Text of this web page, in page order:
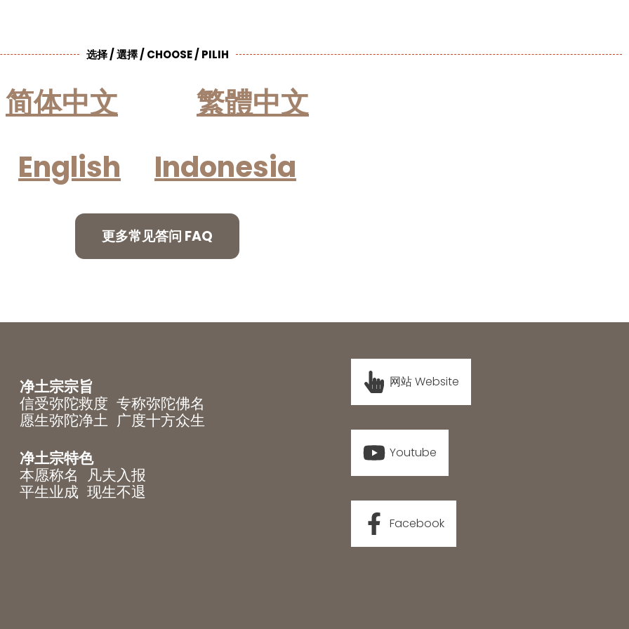
选择 / 選擇 / CHOOSE / PILIH
简体中文
繁體中文
English
Indonesia
更多常见答问 FAQ
净土宗宗旨
信受弥陀救度 专称弥陀佛名
愿生弥陀净土 广度十方众生
净土宗特色
本愿称名 凡夫入报
平生业成 现生不退
网站 Website
Youtube
Facebook